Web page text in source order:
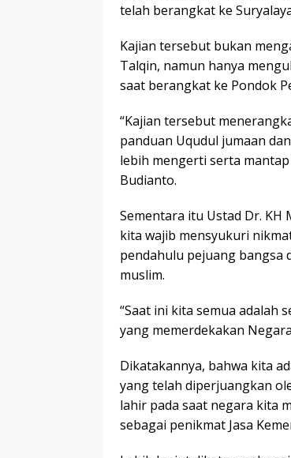
telah berangkat ke
Kajian tersebut bukan
Talqin, namun hanya
saat berangkat ke Pondok
“Kajian tersebut
panduan Uqudul jumaan
lebih mengerti serta
Budianto.
Sementara itu Ustad Dr. KH
kita wajib mensyukuri
pendahulu pejuang bangsa
muslim.
“Saat ini kita semua adalah
yang memerdekakan
Dikatakannya, bahwa kita
yang telah diperjuangkan
lahir pada saat negara kita
sebagai penikmat Jasa